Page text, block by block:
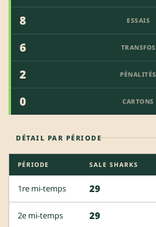
8 ESSAIS
6
TRANSFOS
2
PÉNALITÉS
0
CARTONS
DÉTAIL PAR PÉRIODE
PÉRIODE SALE SHARKS
1re mi-temps 29
2e mi-temps 29